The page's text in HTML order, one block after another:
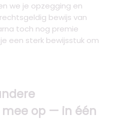
we je opzegging en
bewijs van
toch nog premie
een sterk bewijsstuk om
op — in één